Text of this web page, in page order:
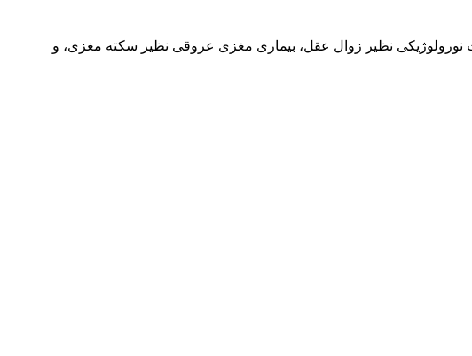
نورولوژیکی نظیر زوال عقل، بیماری مغزی عروقی نظیر سکته مغزی، و